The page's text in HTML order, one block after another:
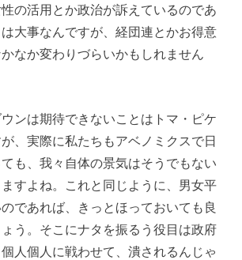
の活用とか政治が訴えているのであ
大事なんですが、経団連とかお得意
なか変わりづらいかもしれません
ンは期待できないことはトマ・ピケ
、実際に私たちもアベノミクスで日
も、我々自体の景気はそうでもない
すよね。これと同じように、男女平
であれば、きっとほっておいても良
う。そこにナタを振るう役目は政府
人個人に戦わせて、潰されるんじゃ